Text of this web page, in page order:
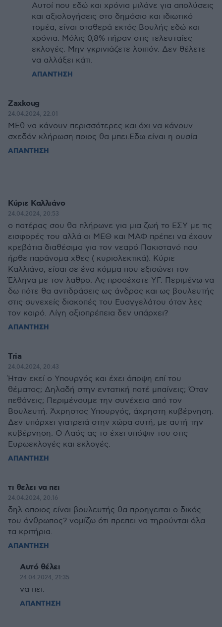
Αυτοί που εδώ και χρόνια μιλάνε για απολύσεις
και αξιολογήσεις στο δημόσιο και ιδιωτικό
τομέα, είναι σταθερά εκτός Βουλής εδώ και
χρόνια. Μόλις 0,8% πήραν στις τελευταίες
εκλογές. Μην γκρινιάζετε λοιπόν. Δεν θέλετε
να αλλάξει κάτι.
ΑΠΑΝΤΗΣΗ
Zaxkoug
24.04.2024, 22:01
ΜΕθ να κάνουν περισσότερες και όχι να κάνουν
σχεδόν κλήρωση ποιος θα μπει.Εδω είναι η ουσία
ΑΠΑΝΤΗΣΗ
Κύριε Καλλιάνο
24.04.2024, 20:53
ο πατέρας σου θα πλήρωνε για μια ζωή το ΕΣΥ με τις
εισφορές του αλλά οι ΜΕΘ και ΜΑΦ πρέπει να έχουν
κρεβάτια διαθέσιμα για τον νεαρό Πακιστανό που
ήρθε παράνομα χθες ( κυριολεκτικά). Κύριε
Καλλιάνο, είσαι σε ένα κόμμα που εξισώνει τον
Έλληνα με τον λαθρο. Ας προσέχατε ΥΓ: Περιμένω να
δω πότε θα αντιδράσεις ως άνδρας και ως βουλευτής
στις συνεχείς διακοπές του Ευαγγελάτου όταν λες
τον καιρό. Λίγη αξιοπρέπεια δεν υπάρχει?
ΑΠΑΝΤΗΣΗ
Tria
24.04.2024, 20:43
Ήταν εκεί ο Υπουργός και έχει άποψη επί του
θέματος; Δηλαδή στην εντατική ποτέ μπαίνεις; Όταν
πεθάνεις; Περιμένουμε την συνέχεια από τον
Βουλευτή. Άχρηστος Υπουργός, άχρηστη κυβέρνηση.
Δεν υπάρχει γιατρειά στην χώρα αυτή, με αυτή την
κυβέρνηση. Ο Λαός ας το έχει υπόψιν του στις
Ευρωεκλογές και εκλογές.
ΑΠΑΝΤΗΣΗ
τι θελει να πει
24.04.2024, 20:16
δηλ οποιος είναι βουλευτής θα προηγειται ο δικός
του άνθρωπος? νομίζω ότι πρεπει να τηρούνται όλα
τα κριτήρια.
ΑΠΑΝΤΗΣΗ
Αυτό θέλει
24.04.2024, 21:35
να πει.
ΑΠΑΝΤΗΣΗ